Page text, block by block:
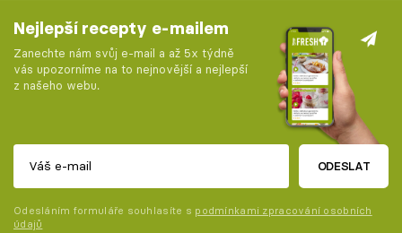
Nejlepší recepty e-mailem
Zanechte nám svůj e-mail a až 5x týdně
vás upozorníme na to nejnovější a nejlepší
z našeho webu.
ODESLAT
Odesláním formuláře souhlasíte s podmínkami zpracování osobních
údajů